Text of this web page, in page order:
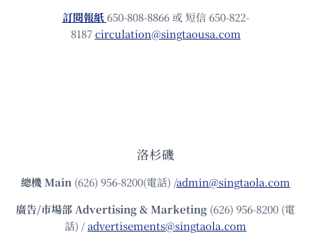
訂閱報紙 650-808-8866 或 短信 650-822-
8187circulation@singtaousa.com
洛杉磯
總機Main (626) 956-8200(電話) /admin@singtaola.com
廣告/市場部Advertising & Marketing (626) 956-8200 (電
話) /advertisements@singtaola.com